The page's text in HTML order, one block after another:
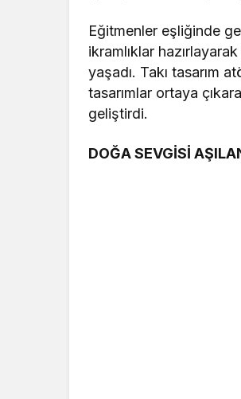
Eğitmenler eşliğinde
ikramlıklar
yaşadı. Takı tasarım
tasarımlar ortaya
geliştirdi.
DOĞA SEVGİSİ